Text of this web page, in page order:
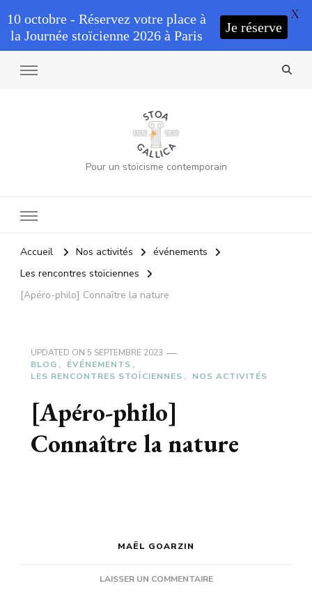
Pour un stoïcisme contemporain
Accueil Nos activités
événements
Les rencontres stoïciennes
[Apéro-philo] Connaître la nature
UPDATED ON 5 SEPTEMBRE 2023
BLOG
ÉVÉNEMENTS
LES RENCONTRES STOÏCIENNES
NOS ACTIVITÉS
[Apéro-philo]
Connaître la nature
MAËL GOARZIN
LAISSER UN COMMENTAIRESUR
10 octobre - Réservez votre place à
la Journée stoïcienne 2026 à Paris
Je réserve
X